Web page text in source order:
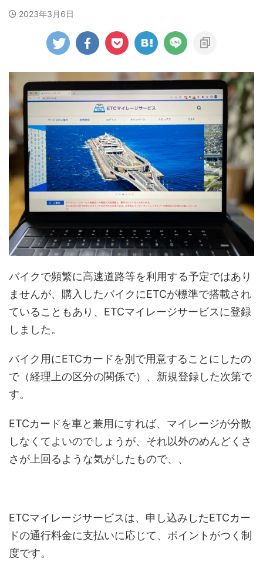
2023年3月6日
バイクで頻繁に高速道路等を利用する予定ではあり
ませんが、購入したバイクにETCが標準で搭載され
ていることもあり、ETCマイレージサービスに登録
しました。
バイク用にETCカードを別で用意することにしたの
で（経理上の区分の関係で）、新規登録した次第で
す。
ETCカードを車と兼用にすれば、マイレージが分散
しなくてよいのでしょうが、それ以外のめんどくさ
さが上回るような気がしたもので、、
ETCマイレージサービスは、申し込みしたETCカー
ドの通行料金に支払いに応じて、ポイントがつく制
度です。